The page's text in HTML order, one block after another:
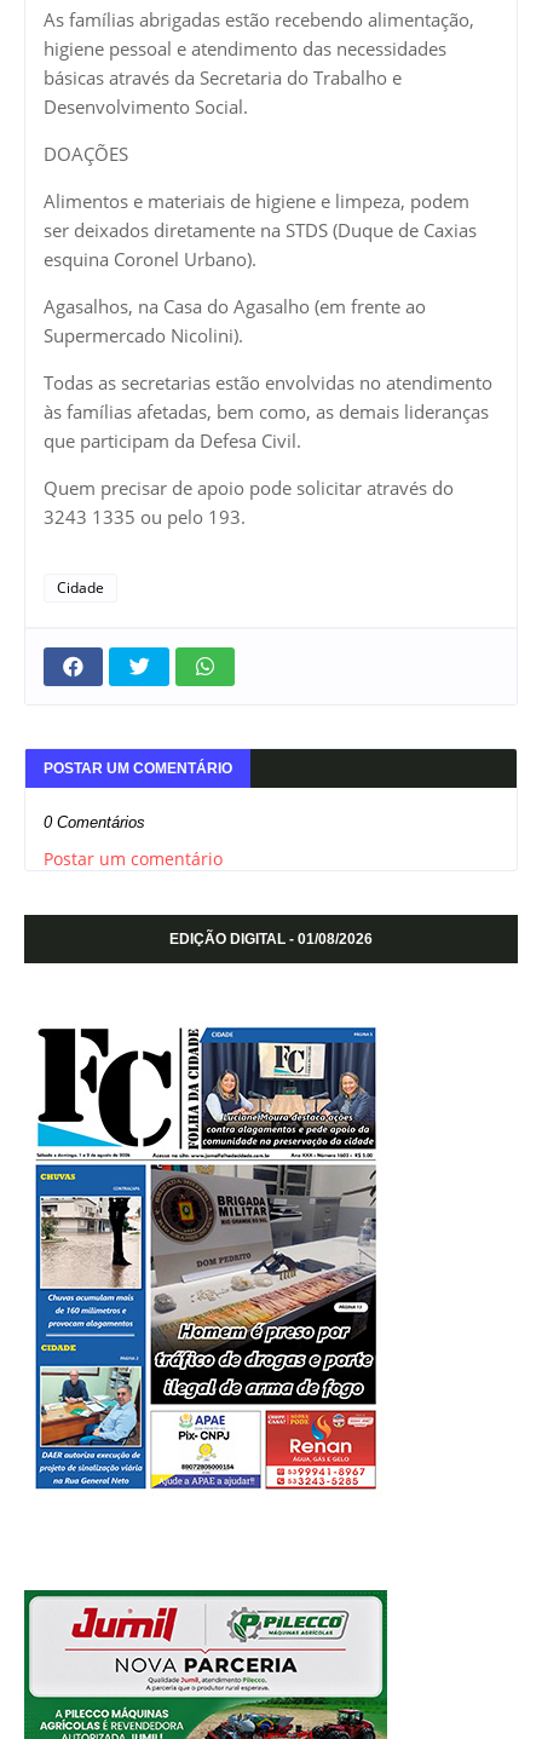
As famílias abrigadas estão recebendo alimentação,
higiene pessoal e atendimento das necessidades
básicas através da Secretaria do Trabalho e
Desenvolvimento Social.
DOAÇÕES
Alimentos e materiais de higiene e limpeza, podem
ser deixados diretamente na STDS (Duque de Caxias
esquina Coronel Urbano).
Agasalhos, na Casa do Agasalho (em frente ao
Supermercado Nicolini).
Todas as secretarias estão envolvidas no atendimento
às famílias afetadas, bem como, as demais lideranças
que participam da Defesa Civil.
Quem precisar de apoio pode solicitar através do
3243 1335 ou pelo 193.
Cidade
POSTAR UM COMENTÁRIO
0 Comentários
Postar um comentário
EDIÇÃO DIGITAL - 01/08/2026